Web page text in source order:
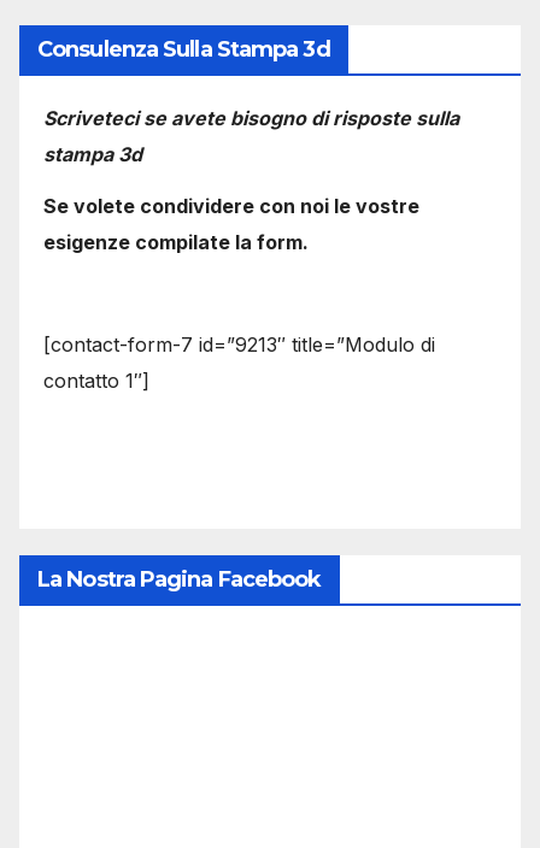
Consulenza Sulla Stampa 3d
Scriveteci se avete bisogno di risposte sulla
stampa 3d
Se volete condividere con noi le vostre
esigenze compilate la form.
[contact-form-7 id=”9213″ title=”Modulo di
contatto 1″]
La Nostra Pagina Facebook